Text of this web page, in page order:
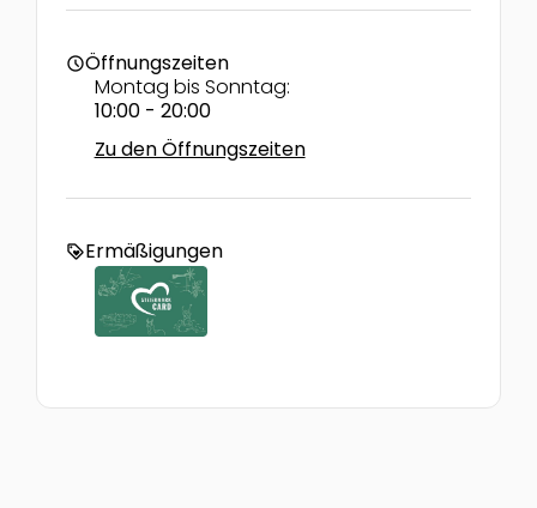
scheduleÖffnungszeiten
Montag bis Sonntag:
10:00 - 20:00
Zu den Öffnungszeiten
loyaltyErmäßigungen